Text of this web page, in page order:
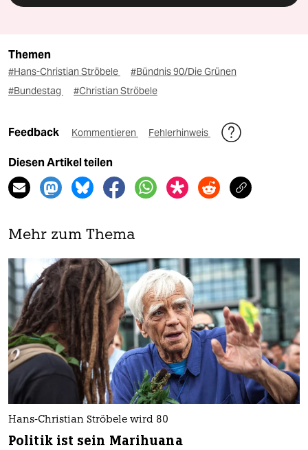
Themen
#Hans-Christian Ströbele
#Bündnis 90/Die Grünen
#Bundestag
#Christian Ströbele
Feedback Kommentieren Fehlerhinweis
Diesen Artikel teilen
Mehr zum Thema
Hans-Christian Ströbele wird 80
Politik ist sein Marihuana